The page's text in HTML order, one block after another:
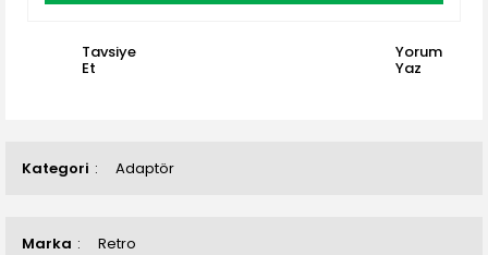
Kategori Adaptör
Marka Retro
Tavsiye
Et
Yorum
Yaz